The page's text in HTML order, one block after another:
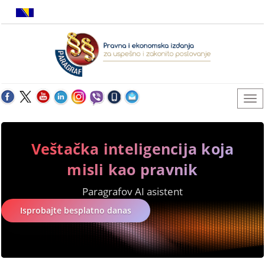
Veštačka inteligencija koja
misli kao pravnik
Paragrafov AI asistent
Isprobajte besplatno danas